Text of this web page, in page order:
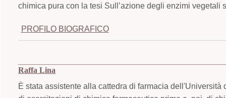
chimica pura con la tesi Sull’azione degli enzimi
PROFILO BIOGRAFICO
Raffa Lina
È stata assistente alla cattedra di farmacia